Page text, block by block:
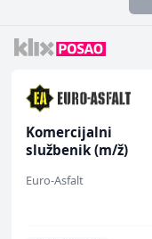
Komercijalni
službenik (m/ž)
Euro-Asfalt